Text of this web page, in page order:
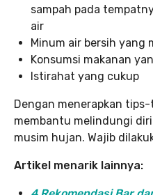
sampah pada
air
Minum air bersih yang
Konsumsi makanan
Istirahat yang cukup
Dengan menerapkan
membantu melindungi
musim hujan. Wajib
Artikel menarik lainnya: